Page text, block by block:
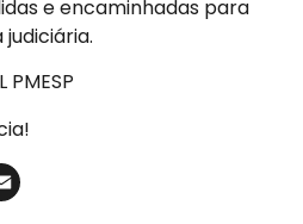
e encaminhadas para
PMESP